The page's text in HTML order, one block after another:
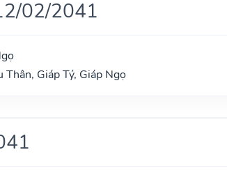
02/2041
Giáp Tý, Giáp Ngọ